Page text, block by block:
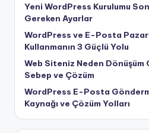
Yeni WordPress Kurulumu
Gereken Ayarlar
WordPress ve E-Posta
Kullanmanın 3 Güçlü Yolu
Web Siteniz Neden Dönüşüm
Sebep ve Çözüm
WordPress E-Posta
Kaynağı ve Çözüm Yolları